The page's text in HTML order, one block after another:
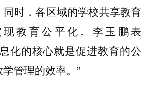
时，各区域的学校共享教育
教育公平化。李玉鹏表
化的核心就是促进教育的公
管理的效率。”